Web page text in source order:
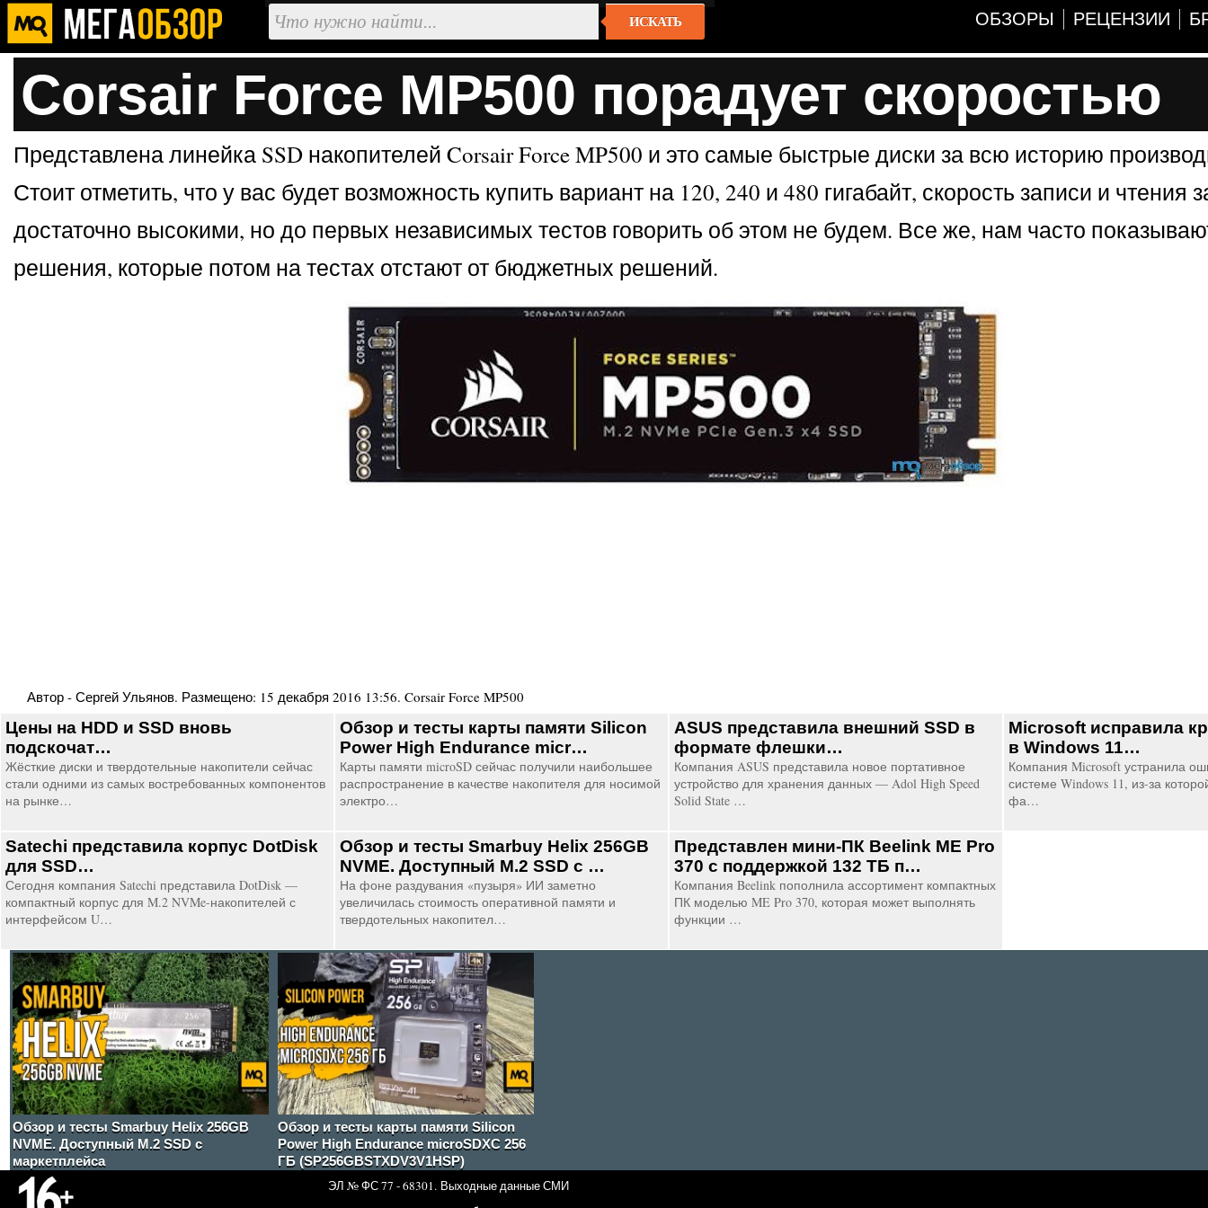
ИСКАТЬ ОБЗОРЫ РЕЦЕНЗИИ
Corsair Force MP500 порадует скоростью
Представлена линейка SSD накопителей Corsair Force MP500 и это самые быстрые диски за всю историю
Стоит отметить, что у вас будет возможность купить вариант на 120, 240 и 480 гигабайт, скорость записи и чтения
достаточно высокими, но до первых независимых тестов говорить об этом не будем. Все же, нам часто
решения, которые потом на тестах отстают от бюджетных решений.
Автор - Сергей Ульянов. Размещено: 15 декабря 2016 13:56. Corsair Force MP500
Цены на HDD и SSD вновь
подскочат…
Жёсткие диски и твердотельные накопители сейчас
стали одними из самых востребованных компонентов
на рынке…
Обзор и тесты карты памяти Silicon
Power High Endurance micr…
Карты памяти microSD сейчас получили наибольшее
распространение в качестве накопителя для носимой
электро…
ASUS представила внешний SSD в
формате флешки…
Компания ASUS представила новое портативное
устройство для хранения данных — Adol High Speed
Solid State …
Microsoft исправила
в Windows 11…
Компания Microsoft устранила
системе Windows 11, из-за
фа…
Satechi представила корпус DotDisk
для SSD…
Сегодня компания Satechi представила DotDisk —
компактный корпус для M.2 NVMe-накопителей с
интерфейсом U…
Обзор и тесты Smarbuy Helix 256GB
NVME. Доступный М.2 SSD с …
На фоне раздувания «пузыря» ИИ заметно
увеличилась стоимость оперативной памяти и
твердотельных накопител…
Представлен мини-ПК Beelink ME Pro
370 с поддержкой 132 ТБ п…
Компания Beelink пополнила ассортимент компактных
ПК моделью ME Pro 370, которая может выполнять
функции …
Обзор и тесты Smarbuy Helix 256GB
NVME. Доступный М.2 SSD с
маркетплейса
Обзор и тесты карты памяти Silicon
Power High Endurance microSDXC 256
ГБ (SP256GBSTXDV3V1HSP)
ЭЛ № ФС 77 - 68301. Выходные данные СМИ